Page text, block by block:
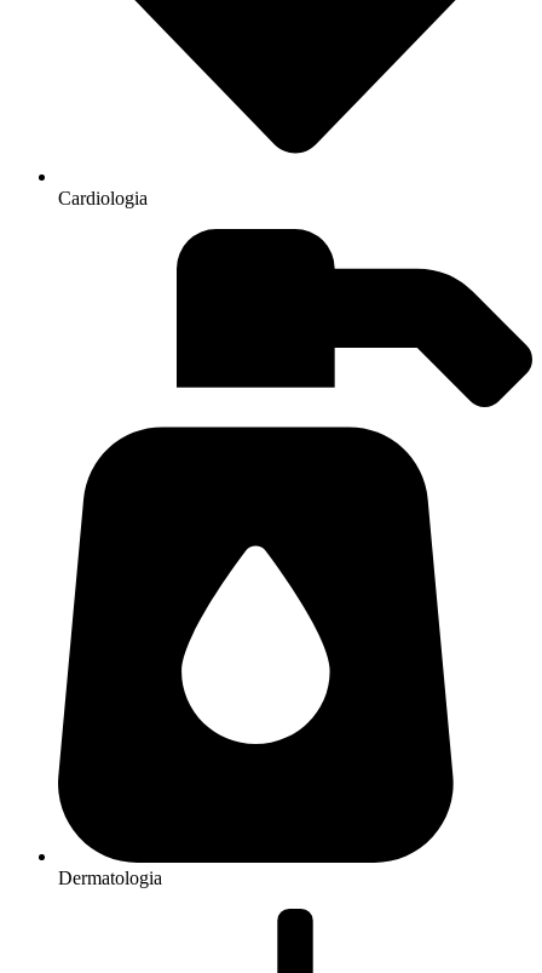
Cardiologia
Dermatologia